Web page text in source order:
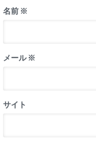
名前 ※
メール※
サイト